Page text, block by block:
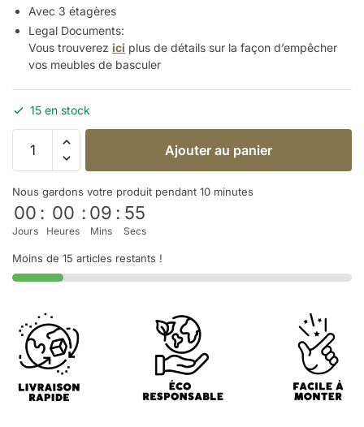
Avec 3 étagères
Legal Documents:
Vous trouverez ici plus de détails sur la façon d’empêcher
vos meubles de basculer
15 en stock
Ajouter au panier
Nous gardons votre produit pendant 10 minutes
00
Jours
: 00
Heures
: 09
Mins
: 54
Secs
Moins de 15 articles restants !